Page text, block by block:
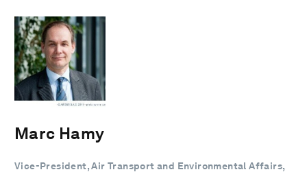
Marc Hamy
Vice-President, Air Transport and Environmental Affairs,